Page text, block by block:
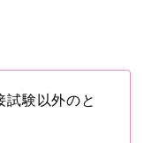
試験以外のと